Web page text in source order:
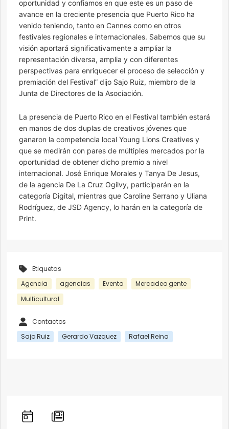
oportunidad y confiamos en que este es un paso de
avance en la creciente presencia que Puerto Rico ha
venido teniendo, tanto en Cannes como en otros
festivales regionales e internacionales. Sabemos que su
visión aportará significativamente a ampliar la
representación diversa, amplia y con diferentes
perspectivas para enriquecer el proceso de selección y
premiación del Festival” dijo Sajo Ruiz, miembro de la
Junta de Directores de la Asociación.
La presencia de Puerto Rico en el Festival también estará
en manos de dos duplas de creativos jóvenes que
ganaron la competencia local Young Lions Creatives y
que se medirán con pares de múltiples mercados por la
oportunidad de obtener dicho premio a nivel
internacional. José Enrique Morales y Tanya De Jesus,
de la agencia De La Cruz Ogilvy, participarán en la
categoría Digital, mientras que Caroline Serrano y Uliana
Rodríguez, de JSD Agency, lo harán en la categoría de
Print.
Etiquetas
Agencia
agencias Evento
Mercadeo gente
Multicultural
Contactos
Sajo Ruiz
Gerardo Vazquez Rafael Reina